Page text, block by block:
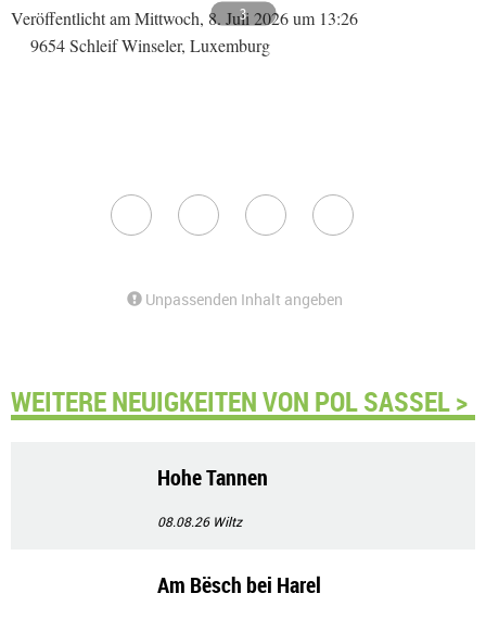
3
Veröffentlicht am Mittwoch, 8. Juli 2026 um 13:26
9654 Schleif Winseler, Luxemburg
Unpassenden Inhalt angeben
WEITERE NEUIGKEITEN VON POL SASSEL >
Hohe Tannen
08.08.26 Wiltz
Am Bësch bei Harel